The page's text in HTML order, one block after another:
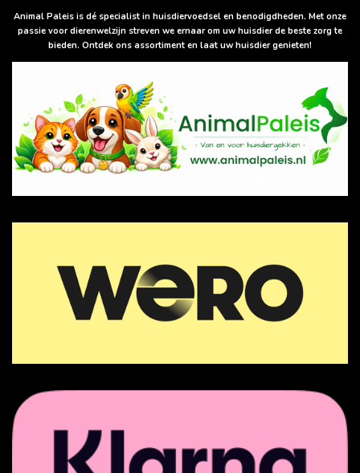
p
p
Animal Paleis is dé specialist in huisdiervoedsel en benodigdheden. Met onze
passie voor dierenwelzijn streven we ernaar om uw huisdier de beste zorg te
bieden. Ontdek ons assortiment en laat uw huisdier genieten!